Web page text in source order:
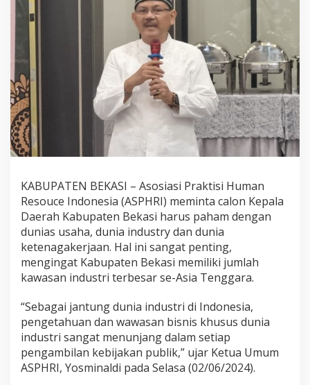
KABUPATEN BEKASI – Asosiasi Praktisi Human
Resouce Indonesia (ASPHRI) meminta calon Kepala
Daerah Kabupaten Bekasi harus paham dengan
dunias usaha, dunia industry dan dunia
ketenagakerjaan. Hal ini sangat penting,
mengingat Kabupaten Bekasi memiliki jumlah
kawasan industri terbesar se-Asia Tenggara.
“Sebagai jantung dunia industri di Indonesia,
pengetahuan dan wawasan bisnis khusus dunia
industri sangat menunjang dalam setiap
pengambilan kebijakan publik,” ujar Ketua Umum
ASPHRI, Yosminaldi pada Selasa (02/06/2024).